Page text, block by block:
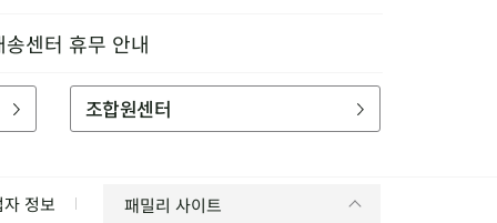
센터 휴무 안내
조합원센터
정보 패밀리 사이트